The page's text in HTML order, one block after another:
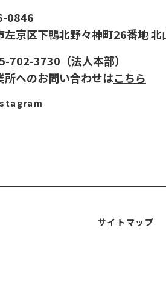
0846
左京区下鴨北野々神町26番地
702-3730（法人本部）
所へのお問い合わせはこちら
サイトマップ